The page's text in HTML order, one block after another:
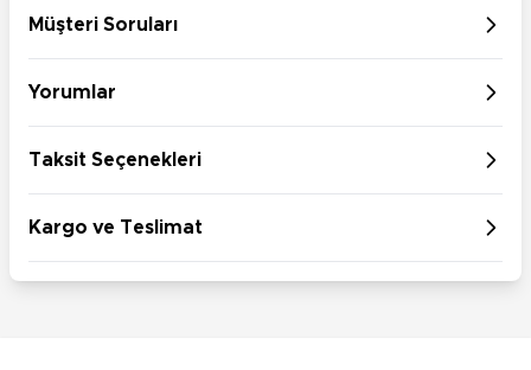
Müşteri Soruları
Yorumlar
Taksit Seçenekleri
Kargo ve Teslimat